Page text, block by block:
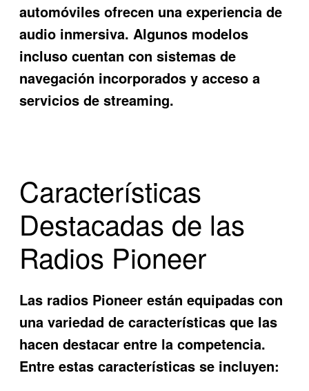
automóviles ofrecen una experiencia de
audio inmersiva. Algunos modelos
incluso cuentan con sistemas de
navegación incorporados y acceso a
servicios de streaming.
Características
Destacadas de las
Radios Pioneer
Las radios Pioneer están equipadas con
una variedad de características que las
hacen destacar entre la competencia.
Entre estas características se incluyen: